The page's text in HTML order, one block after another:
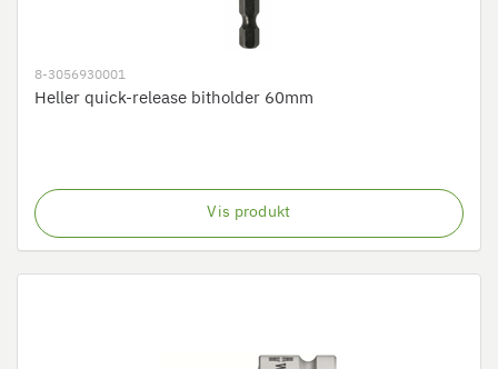
8-3056930001
Heller quick-release bitholder 60mm
Vis produkt